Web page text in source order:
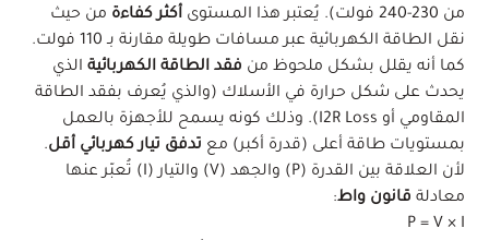
من 230-240 فولت). يُعتبر هذا المستوى
أكثر كفاءة من حيث
نقل الطاقة الكهربائية عبر مسافات طويلة مقارنة بـ 110 فولت.
كما أنه يقلل بشكل ملحوظ من فقد الطاقة الكهربائية الذي
يحدث على شكل حرارة في الأسلاك (والذي يُعرف بفقد الطاقة
المقاومي أو I2R Loss). وذلك كونه يسمح للأجهزة بالعمل
بمستويات طاقة أعلى (قدرة أكبر) مع تدفق تيار كهربائي أقل.
لأن العلاقة بين القدرة (P) والجهد (V) والتيار (I) تُعبّر عنها
معادلة قانون واط:
P = V × I